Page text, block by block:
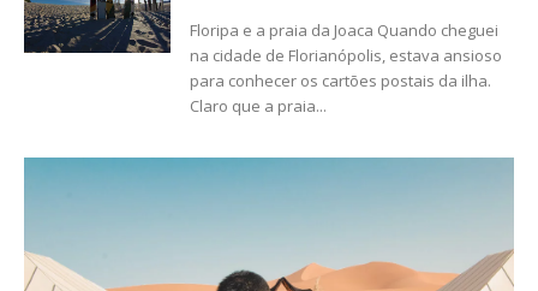
Floripa e a praia da Joaca Quando cheguei
na cidade de Florianópolis, estava ansioso
para conhecer os cartões postais da ilha.
Claro que a praia...